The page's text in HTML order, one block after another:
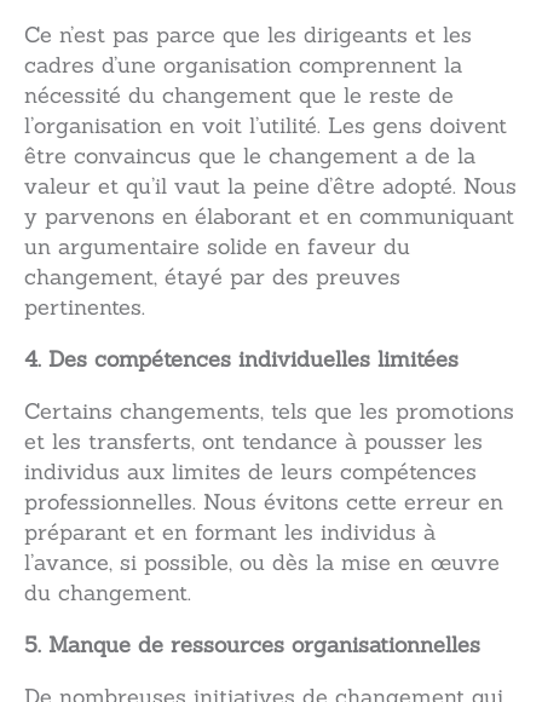
Ce n’est pas parce que les dirigeants et les
cadres d’une organisation comprennent la
nécessité du changement que le reste de
l’organisation en voit l’utilité. Les gens doivent
être convaincus que le changement a de la
valeur et qu’il vaut la peine d’être adopté. Nous
y parvenons en élaborant et en communiquant
un argumentaire solide en faveur du
changement, étayé par des preuves
pertinentes.
4. Des compétences individuelles limitées
Certains changements, tels que les promotions
et les transferts, ont tendance à pousser les
individus aux limites de leurs compétences
professionnelles. Nous évitons cette erreur en
préparant et en formant les individus à
l’avance, si possible, ou dès la mise en œuvre
du changement.
5. Manque de ressources organisationnelles